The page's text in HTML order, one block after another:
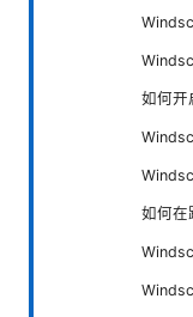
如何开
如何在